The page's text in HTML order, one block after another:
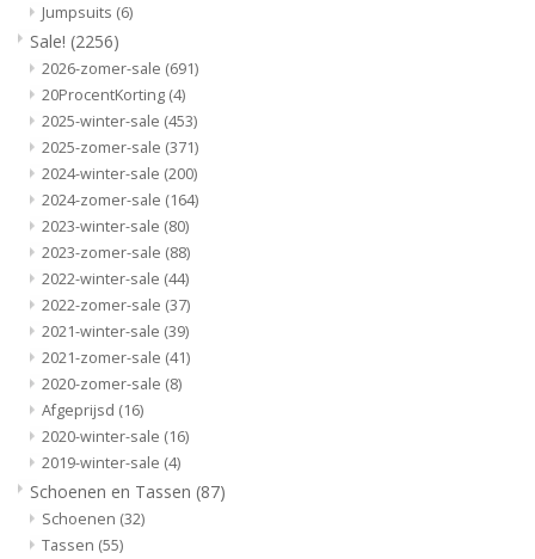
Jumpsuits (6)
Sale! (2256)
2026-zomer-sale (691)
20ProcentKorting (4)
2025-winter-sale (453)
2025-zomer-sale (371)
2024-winter-sale (200)
2024-zomer-sale (164)
2023-winter-sale (80)
2023-zomer-sale (88)
2022-winter-sale (44)
2022-zomer-sale (37)
2021-winter-sale (39)
2021-zomer-sale (41)
2020-zomer-sale (8)
Afgeprijsd (16)
2020-winter-sale (16)
2019-winter-sale (4)
Schoenen en Tassen (87)
Schoenen (32)
Tassen (55)